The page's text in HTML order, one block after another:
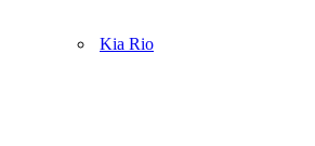
Kia Rio